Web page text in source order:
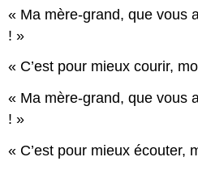
« Ma mère-grand, que vous
! »
« C’est pour mieux courir,
« Ma mère-grand, que vous
! »
« C’est pour mieux écouter,